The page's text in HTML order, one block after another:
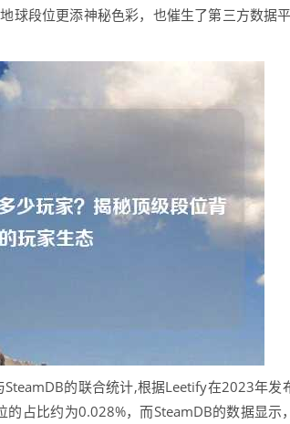
球段位更添神秘色彩，也催生了第三方数据
的联合统计,根据Leetify在2023年发
占比约为0.028%，而SteamDB的数据显示